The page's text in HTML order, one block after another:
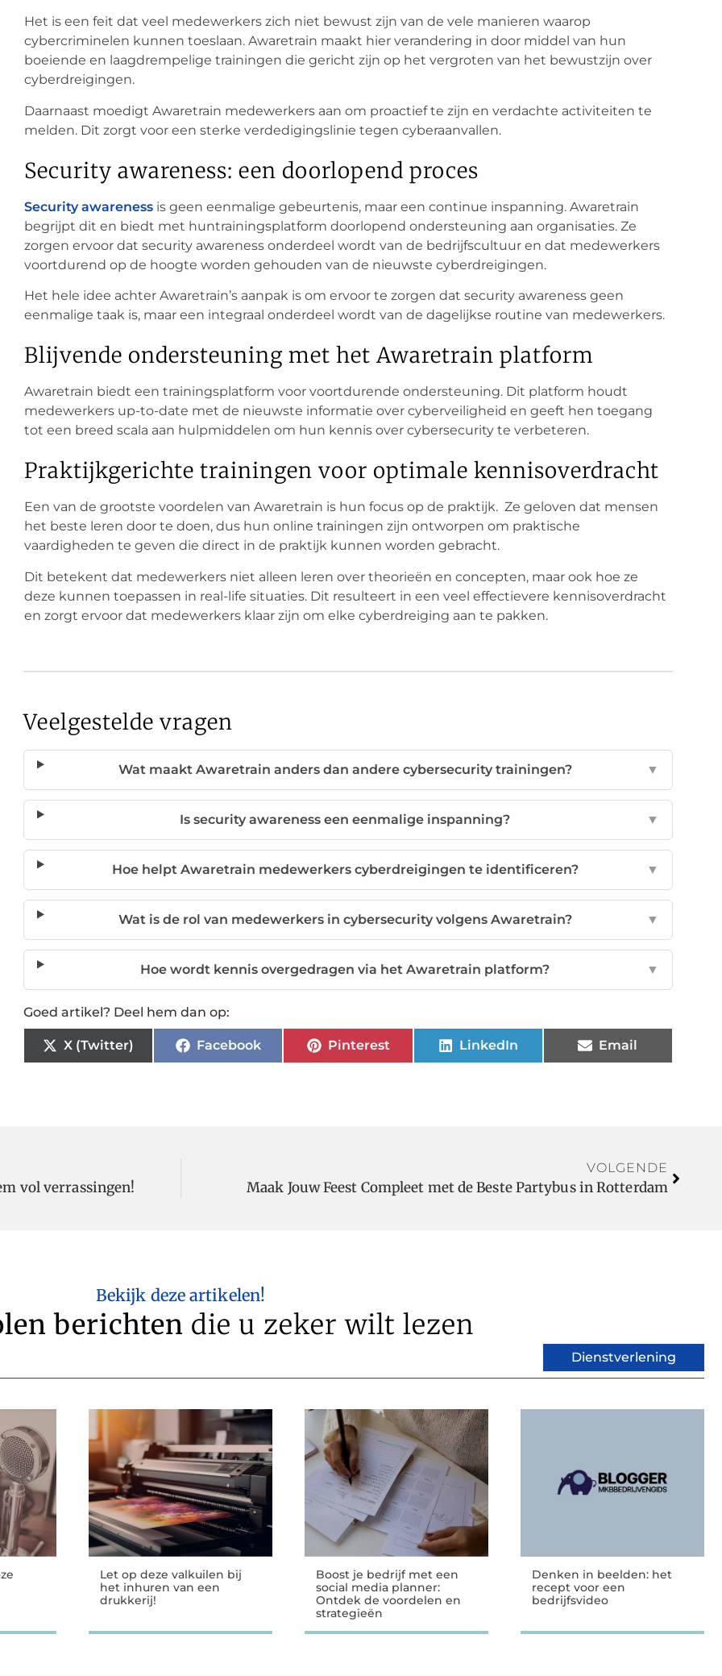
Het is een feit dat veel medewerkers zich niet bewust zijn van de vele manieren waarop
cybercriminelen kunnen toeslaan. Awaretrain maakt hier verandering in door middel van hun
boeiende en laagdrempelige trainingen die gericht zijn op het vergroten van het bewustzijn over
cyberdreigingen.
Daarnaast moedigt Awaretrain medewerkers aan om proactief te zijn en verdachte activiteiten te
melden. Dit zorgt voor een sterke verdedigingslinie tegen cyberaanvallen.
Security awareness: een doorlopend proces
Security awareness is geen eenmalige gebeurtenis, maar een continue inspanning. Awaretrain
begrijpt dit en biedt met huntrainingsplatform doorlopend ondersteuning aan organisaties. Ze
zorgen ervoor dat security awareness onderdeel wordt van de bedrijfscultuur en dat medewerkers
voortdurend op de hoogte worden gehouden van de nieuwste cyberdreigingen.
Het hele idee achter Awaretrain’s aanpak is om ervoor te zorgen dat security awareness geen
eenmalige taak is, maar een integraal onderdeel wordt van de dagelijkse routine van medewerkers.
Blijvende ondersteuning met het Awaretrain platform
Awaretrain biedt een trainingsplatform voor voortdurende ondersteuning. Dit platform houdt
medewerkers up-to-date met de nieuwste informatie over cyberveiligheid en geeft hen toegang
tot een breed scala aan hulpmiddelen om hun kennis over cybersecurity te verbeteren.
Praktijkgerichte trainingen voor optimale kennisoverdracht
Een van de grootste voordelen van Awaretrain is hun focus op de praktijk. Ze geloven dat mensen
het beste leren door te doen, dus hun online trainingen zijn ontworpen om praktische
vaardigheden te geven die direct in de praktijk kunnen worden gebracht.
Dit betekent dat medewerkers niet alleen leren over theorieën en concepten, maar ook hoe ze
deze kunnen toepassen in real-life situaties. Dit resulteert in een veel effectievere kennisoverdracht
en zorgt ervoor dat medewerkers klaar zijn om elke cyberdreiging aan te pakken.
Veelgestelde vragen
Wat maakt Awaretrain anders dan andere cybersecurity trainingen? ▼
Is security awareness een eenmalige inspanning? ▼
Hoe helpt Awaretrain medewerkers cyberdreigingen te identificeren? ▼
Wat is de rol van medewerkers in cybersecurity volgens Awaretrain? ▼
Hoe wordt kennis overgedragen via het Awaretrain platform? ▼
Goed artikel? Deel hem dan op:
X (Twitter) Facebook Pinterest LinkedIn Email
vol verrassingen!
VOLGENDE
Maak Jouw Feest Compleet met de Beste Partybus in Rotterdam
Bekijk deze artikelen!
berichten die u zeker wilt lezen
Dienstverlening
Let op deze valkuilen bij
het inhuren van een
drukkerij!
Boost je bedrijf met een
social media planner:
Ontdek de voordelen en
strategieën
Denken in beelden: het
recept voor een
bedrijfsvideo